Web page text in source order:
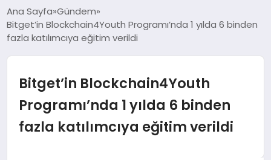
TEKNOLOJI
SAĞLIK
MAGAZIN
Ana Sayfa Gündem
Bitget’in Blockchain4Youth Programı’nda 1 yılda 6 binden
fazla katılımcıya eğitim verildi
Bitget’in Blockchain4Youth
Programı’nda 1 yılda 6 binden
fazla katılımcıya eğitim verildi